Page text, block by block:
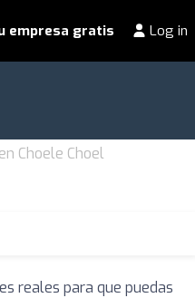
empresa gratis Log in
Choele Choel
reales para que puedas